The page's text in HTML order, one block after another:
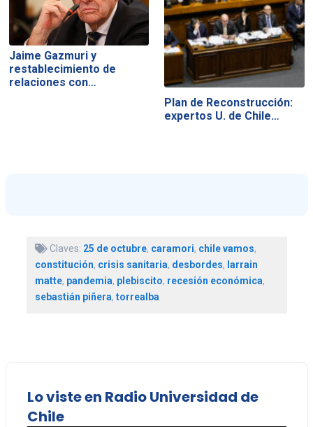
Jaime Gazmuri y
restablecimiento de
relaciones con…
Plan de Reconstrucción:
expertos U. de Chile…
Claves: 25 de octubre, caramori, chile vamos,
constitución, crisis sanitaria, desbordes, larrain
matte, pandemia, plebiscito, recesión económica,
sebastián piñera, torrealba
Lo viste en Radio Universidad de
Chile